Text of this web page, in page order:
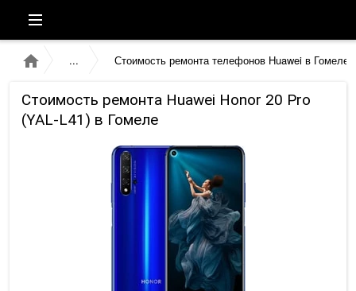
Стоимость ремонта телефонов Huawei в Гомеле
Стоимость ремонта Huawei Honor 20 Pro
(YAL-L41) в Гомеле